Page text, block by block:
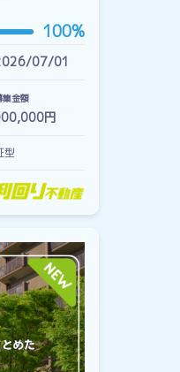
100%
07/01
集金額
円
型